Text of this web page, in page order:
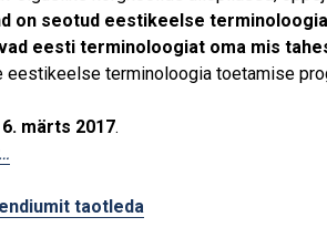
on seotud eestikeelse
eesti terminoloogiat oma mis
eestikeelse terminoloogia toetamise
märts 2017.
taotleda